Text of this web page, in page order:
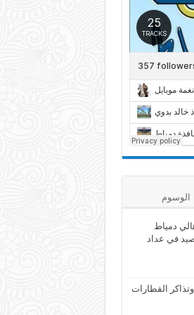
الوسوم
دمياط
في عداد
القطارات